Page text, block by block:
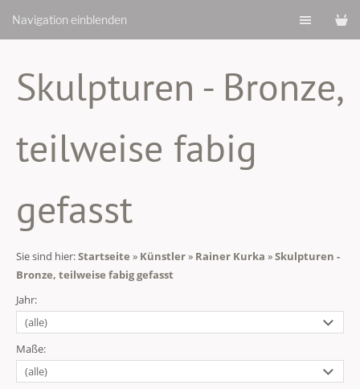
Navigation einblenden
Skulpturen - Bronze,
teilweise fabig
gefasst
Sie sind hier:Startseite » Künstler» Rainer Kurka »Skulpturen -
Bronze, teilweise fabig gefasst
Jahr:
Maße: